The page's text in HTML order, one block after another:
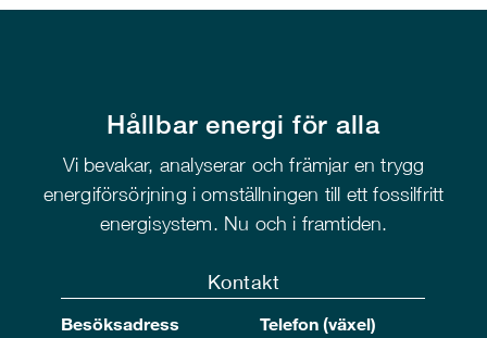
Hållbar energi för alla
Vi bevakar, analyserar och främjar en trygg
energiförsörjning i omställningen till ett fossilfritt
energisystem. Nu och i framtiden.
Kontakt
Besöksadress
Telefon (växel)